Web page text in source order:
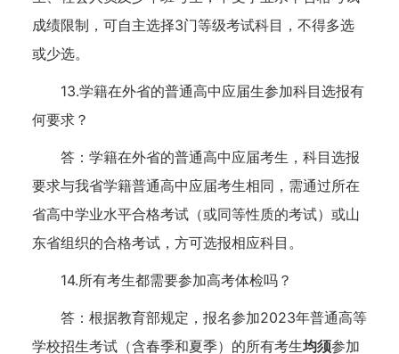
成绩限制，可自主选择3门等级考试科目，不得多选
或少选。
13.学籍在外省的普通高中应届生参加科目选报有
何要求？
答：学籍在外省的普通高中应届考生，科目选报
要求与我省学籍普通高中应届考生相同，需通过所在
省高中学业水平合格考试（或同等性质的考试）或山
东省组织的合格考试，方可选报相应科目。
14.所有考生都需要参加高考体检吗？
答：根据教育部规定，报名参加2023年普通高等
学校招生考试（含春季和夏季）的所有考生均须参加